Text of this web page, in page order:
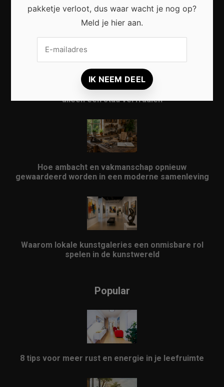
Waarom micro-avonturen de perfecte manier zijn
om Nederland opnieuw te ontdekken
Waarom kunst in openbare ruimtes meer doet dan
alleen een stad verfraaien
Hoe ambacht en vakmanschap opnieuw
gewaardeerd worden in een moderne samenleving
Waarom lokale kunstgaleries een onmisbare rol
spelen in de kunstwereld
Popular
8 tips voor meer rust en energie in je leefruimte
pakketje verloot, dus waar wacht je nog op?
Meld je hier aan.